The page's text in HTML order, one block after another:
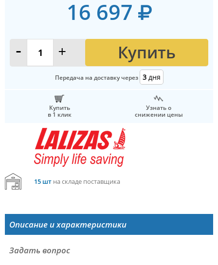
16 697
- + Купить
Передача на доставку через 3 дня
Купить
в 1 клик
Узнать о
снижении цены
15 штна складе поставщика
Описание и характеристики
Задать вопрос